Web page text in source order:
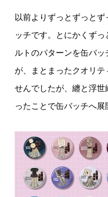
以前よりずっとずっと
ッチです。とにかくず
ルトのパターンを缶バ
が、まとまったクオリ
せんでしたが、纏と浮
ったことで缶バッチへ展